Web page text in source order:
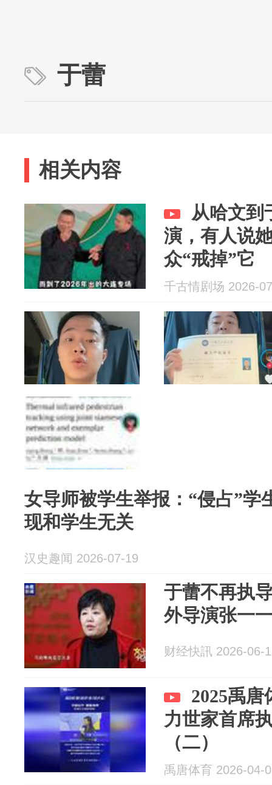
于蕾
相关内容
从哈文到
演，有人说
众“戒掉”它
千古情剧场 2026-
女导师被学生举报：“侵占”学
现和学生无关
汉史趣闻 2026-07-19
于蕾不再执
外导演张一
财经快訊 2026-06-
2025禹
力世家首席
（二）
禹唐体育 2026-04-